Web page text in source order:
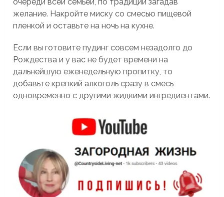
желание. Накройте миску со смесью пищевой
пленкой и оставьте на ночь на кухне.
Если вы готовите пудинг совсем незадолго до
Рождества и у вас не будет времени на
дальнейшую еженедельную пропитку, то
добавьте крепкий алкоголь сразу в смесь
одновременно с другими жидкими ингредиентами.